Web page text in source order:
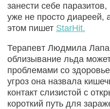
занести себе
уже не просто диареей,
этом пишет StarHit.
Терапевт Людмила
облизывание льда
проблемами со
угроз она назвала
контакт слизистой с
короткий путь для